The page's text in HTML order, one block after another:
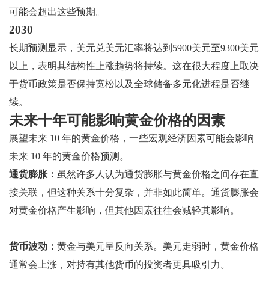
可能会超出这些预期。
2030
长期预测显示，美元兑美元汇率将达到5900美元至9300美元
以上，表明其结构性上涨趋势将持续。这在很大程度上取决
于货币政策是否保持宽松以及全球储备多元化进程是否继
续。
未来十年可能影响黄金价格的因素
展望未来 10 年的黄金价格，一些宏观经济因素可能会影响
未来 10 年的黄金价格预测。
通货膨胀： 虽然许多人认为通货膨胀与黄金价格之间存在直
接关联，但这种关系十分复杂，并非如此简单。通货膨胀会
对黄金价格产生影响，但其他因素往往会减轻其影响。
货币波动： 黄金与美元呈反向关系。美元走弱时，黄金价格
通常会上涨，对持有其他货币的投资者更具吸引力。